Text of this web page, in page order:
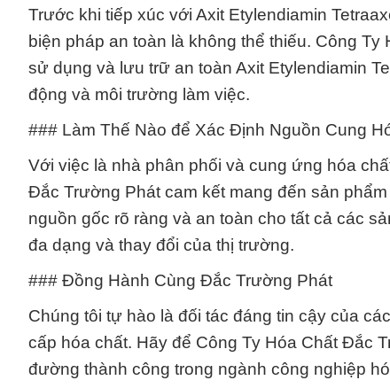
Trước khi tiếp xúc với Axit Etylendiamin
biện pháp an toàn là không thể thiếu. Công
sử dụng và lưu trữ an toàn Axit Etylendiamin
động và môi trường làm việc.
### Làm Thế Nào để Xác Định Nguồn Cung
Với việc là nhà phân phối và cung ứng hóa
Đắc Trường Phát cam kết mang đến sản
nguồn gốc rõ ràng và an toàn cho tất cả các
đa dạng và thay đổi của thị trường.
### Đồng Hành Cùng Đắc Trường Phát
Chúng tôi tự hào là đối tác đáng tin cậy của
cấp hóa chất. Hãy để Công Ty Hóa Chất Đắc
đường thành công trong ngành công nghiệp